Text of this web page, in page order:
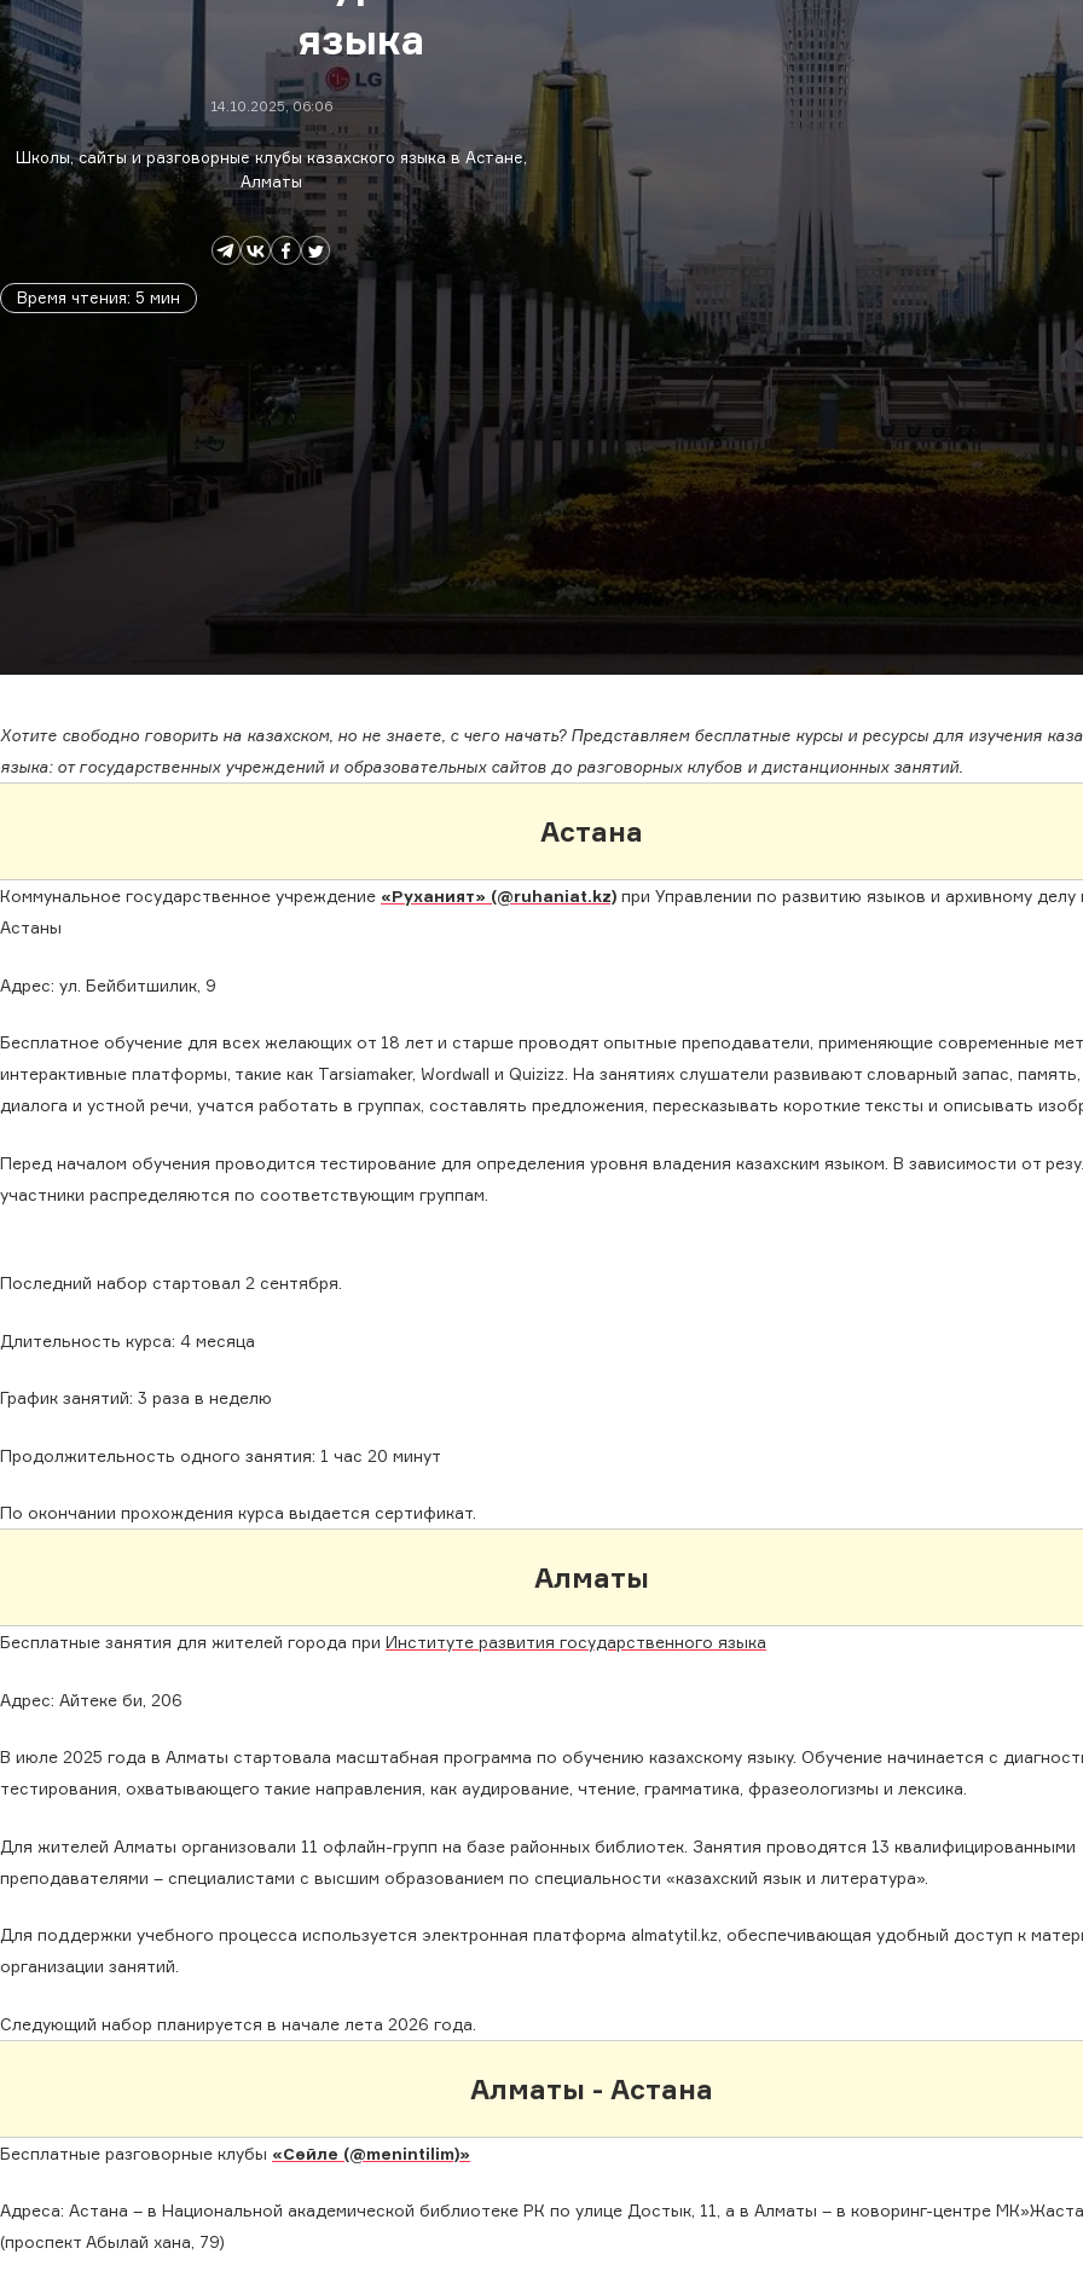
языка
14.10.2025, 06:06
Школы, сайты и разговорные клубы казахского языка в Астане,
Алматы
Время чтения: 5 мин
Хотите свободно говорить на казахском, но не знаете, с чего начать? Представляем бесплатные курсы и ресурсы для изучения
языка: от государственных учреждений и образовательных сайтов до разговорных клубов и дистанционных занятий.
Астана
Коммунальное государственное учреждение «Руханият» (@ruhaniat.kz) при Управлении по развитию языков и архивному делу
Астаны
Адрес: ул. Бейбитшилик, 9
Бесплатное обучение для всех желающих от 18 лет и старше проводят опытные преподаватели, применяющие современные
интерактивные платформы, такие как Tarsiamaker, Wordwall и Quizizz. На занятиях слушатели развивают словарный запас,
диалога и устной речи, учатся работать в группах, составлять предложения, пересказывать короткие тексты и описывать
Перед началом обучения проводится тестирование для определения уровня владения казахским языком. В зависимости от
участники распределяются по соответствующим группам.
Последний набор стартовал 2 сентября.
Длительность курса: 4 месяца
График занятий: 3 раза в неделю
Продолжительность одного занятия: 1 час 20 минут
По окончании прохождения курса выдается сертификат.
Алматы
Бесплатные занятия для жителей города при Институте развития государственного языка
Адрес: Айтеке би, 206
В июле 2025 года в Алматы стартовала масштабная программа по обучению казахскому языку. Обучение начинается с
тестирования, охватывающего такие направления, как аудирование, чтение, грамматика, фразеологизмы и лексика.
Для жителей Алматы организовали 11 офлайн-групп на базе районных библиотек. Занятия проводятся 13 квалифицированными
преподавателями – специалистами с высшим образованием по специальности «казахский язык и литература».
Для поддержки учебного процесса используется электронная платформа almatytil.kz, обеспечивающая удобный доступ к
организации занятий.
Следующий набор планируется в начале лета 2026 года.
Алматы - Астана
Бесплатные разговорные клубы «Сөйле (@menintilim)»
Адреса: Астана – в Национальной академической библиотеке РК по улице Достык, 11, а в Алматы – в коворинг-центре
(проспект Абылай хана, 79)